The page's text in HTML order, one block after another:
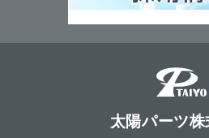
太陽パーツ